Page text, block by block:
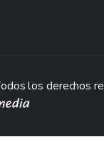
los derechos